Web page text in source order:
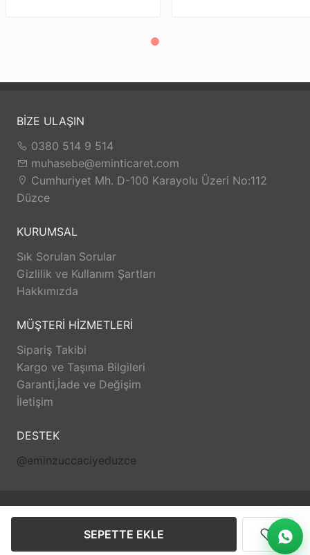
SEPETTE EKLE
BİZE ULAŞIN
0380 514 9 514
muhasebe@eminticaret.com
Cumhuriyet Mh. D-100 Karayolu Üzeri No:112
Düzce
KURUMSAL
Sık Sorulan Sorular
Gizlilik ve Kullanım Şartları
Hakkımızda
MÜŞTERİ HİZMETLERİ
Sipariş Takibi
Kargo ve Taşıma Bilgileri
Garanti,İade ve Değişim
İletişim
DESTEK
@eminzuccaciyeduzce
© 2026 Emin Grup Düzce Tüm hakları saklıdır.